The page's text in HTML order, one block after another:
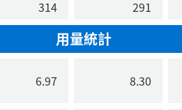
314 291
用量統計
6.97 8.30